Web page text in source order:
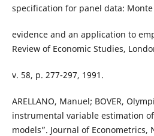
specification for panel data: Monte
evidence and an application to
Review of Economic Studies,
v. 58, p. 277-297, 1991.
ARELLANO, Manuel; BOVER,
instrumental variable estimation
models”. Journal of Econometrics,